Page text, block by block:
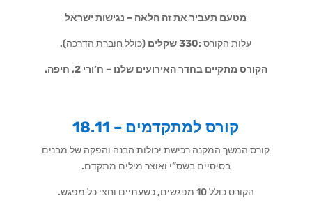
מטעם תעביר את זה הלאה – נגישות ישראל
עלות הקורס :330 שקלים (כולל חוברת הדרכה).
הקורס מתקיים בחדר האירועים שלנו – ח’ורי 2, חיפה.
קורס למתקדמים – 18.11
קורס המשך המקנה רכישת יכולות הבנה והפקה של מבנים
בסיסיים בשס”י ואוצר מילים מתקדם.
הקורס כולל 10 מפגשים, כשעתיים וחצי כל מפגש.